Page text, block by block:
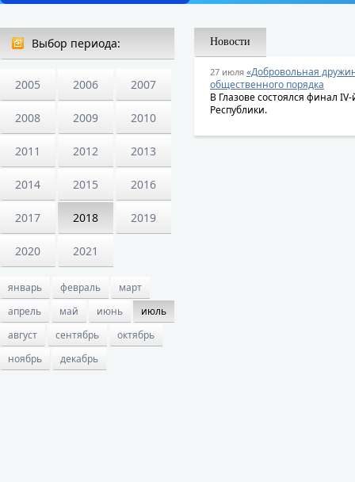
Выбор периода:
2005 2006 2007
2008 2009 2010
2011 2012 2013
2014 2015 2016
2017 2018 2019
2020 2021
январь февраль
март
апрель
май июнь
июль
август
сентябрь
октябрь
ноябрь
декабрь
Новости
27 июля «Добровольная
общественного порядка
В Глазове состоялся финал
Республики.